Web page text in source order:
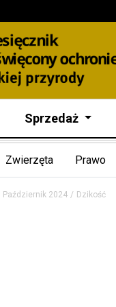
Sprzedaż
Zwierzęta Prawo
Październik 2024 Dzikość